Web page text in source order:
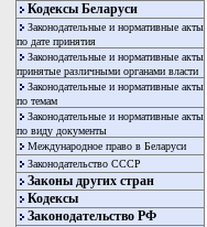
Кодексы Беларуси
Законодательные и нормативные акты
по дате принятия
Законодательные и нормативные акты
принятые различными органами власти
Законодательные и нормативные акты
по темам
Законодательные и нормативные акты
по виду документы
Международное право в Беларуси
Законодательство СССР
Законы других стран
Кодексы
Законодательство РФ